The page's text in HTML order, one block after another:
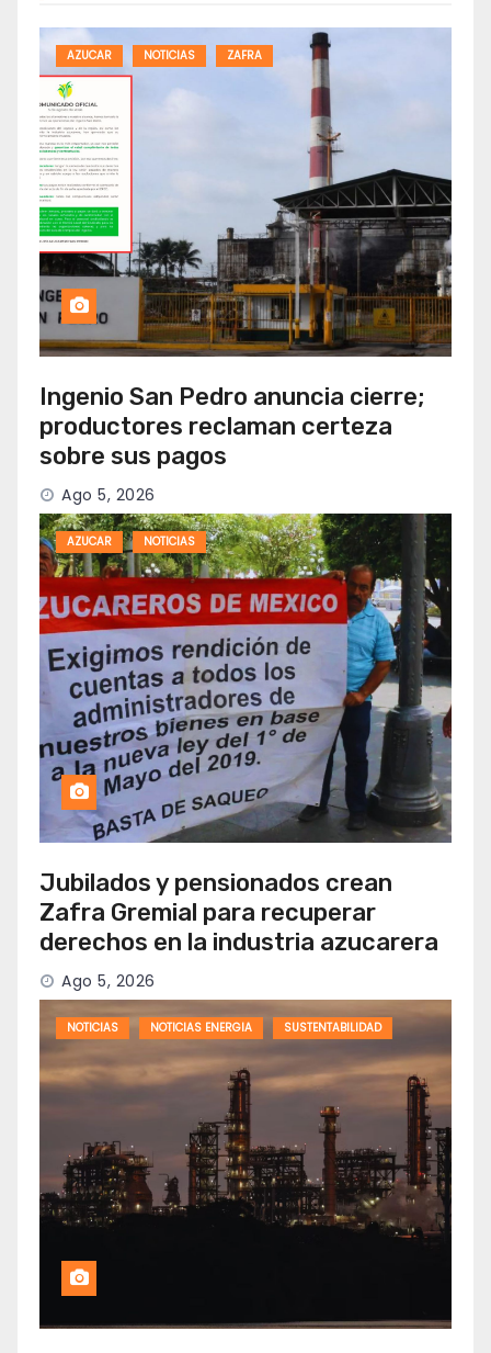
AZUCAR NOTICIAS ZAFRA
Ingenio San Pedro anuncia cierre;
productores reclaman certeza
sobre sus pagos
Ago 5, 2026
AZUCAR NOTICIAS
Jubilados y pensionados crean
Zafra Gremial para recuperar
derechos en la industria azucarera
Ago 5, 2026
NOTICIAS NOTICIAS ENERGIA SUSTENTABILIDAD